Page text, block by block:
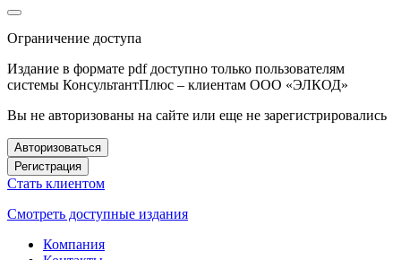
Ограничение доступа
Издание в формате pdf доступно только пользователям
системы КонсультантПлюс – клиентам ООО «ЭЛКОД»
Вы не авторизованы на сайте или еще не зарегистрировались
Авторизоваться
Регистрация
Стать клиентом
Смотреть доступные издания
Компания